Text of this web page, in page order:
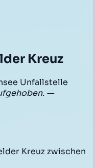
Kreuz
Unfallstelle
—
Kreuz zwischen